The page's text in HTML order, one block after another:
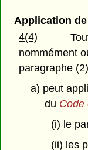
Application
4(4)
nommément
paragraphe
a) peut
du Code
(i) le
(ii) les